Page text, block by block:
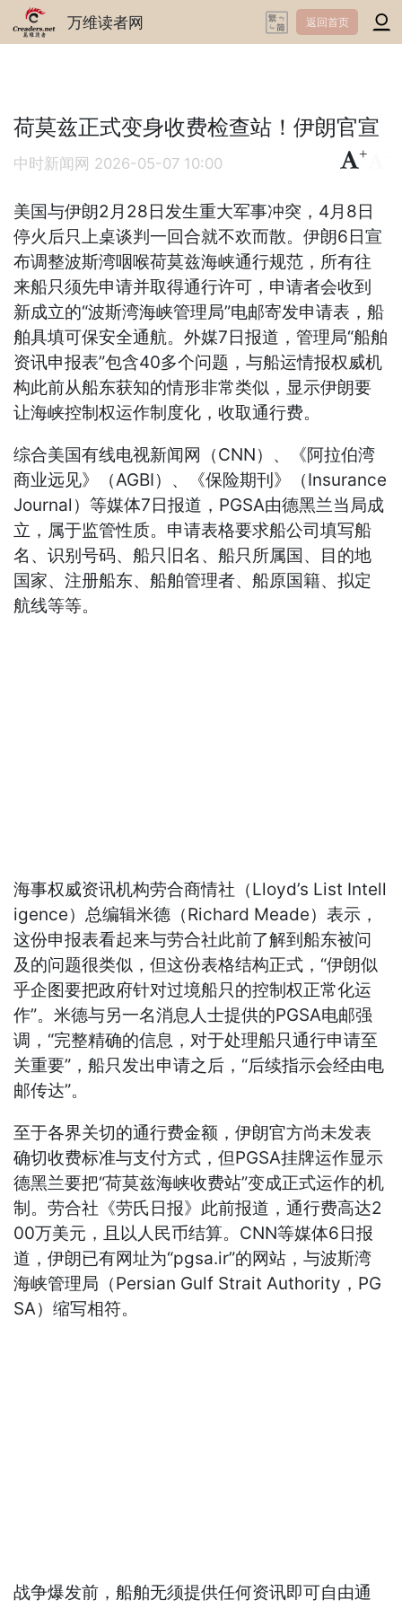
万维读者网 返回首页
荷莫兹正式变身收费检查站！伊朗官宣
中时新闻网 2026-05-07 10:00
+
美国与伊朗2月28日发生重大军事冲突，4月8日
停火后只上桌谈判一回合就不欢而散。伊朗6日宣
布调整波斯湾咽喉荷莫兹海峡通行规范，所有往
来船只须先申请并取得通行许可，申请者会收到
新成立的“波斯湾海峡管理局”电邮寄发申请表，船
舶具填可保安全通航。外媒7日报道，管理局“船舶
资讯申报表”包含40多个问题，与船运情报权威机
构此前从船东获知的情形非常类似，显示伊朗要
让海峡控制权运作制度化，收取通行费。
综合美国有线电视新闻网（CNN）、《阿拉伯湾
商业远见》（AGBI）、《保险期刊》（Insurance
Journal）等媒体7日报道，PGSA由德黑兰当局成
立，属于监管性质。申请表格要求船公司填写船
名、识别号码、船只旧名、船只所属国、目的地
国家、注册船东、船舶管理者、船原国籍、拟定
航线等等。
海事权威资讯机构劳合商情社（Lloyd’s List Intell
igence）总编辑米德（Richard Meade）表示，
这份申报表看起来与劳合社此前了解到船东被问
及的问题很类似，但这份表格结构正式，“伊朗似
乎企图要把政府针对过境船只的控制权正常化运
作”。米德与另一名消息人士提供的PGSA电邮强
调，“完整精确的信息，对于处理船只通行申请至
关重要”，船只发出申请之后，“后续指示会经由电
邮传达”。
至于各界关切的通行费金额，伊朗官方尚未发表
确切收费标准与支付方式，但PGSA挂牌运作显示
德黑兰要把“荷莫兹海峡收费站”变成正式运作的机
制。劳合社《劳氏日报》此前报道，通行费高达2
00万美元，且以人民币结算。CNN等媒体6日报
道，伊朗已有网址为“pgsa.ir”的网站，与波斯湾
海峡管理局（Persian Gulf Strait Authority，PG
SA）缩写相符。
战争爆发前，船舶无须提供任何资讯即可自由通